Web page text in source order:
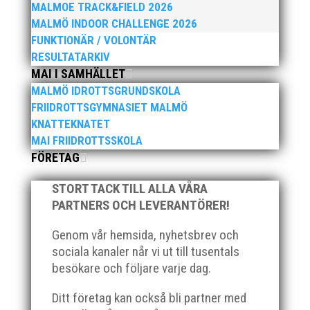
MALMOE TRACK&FIELD 2026
MALMÖ INDOOR CHALLENGE 2026
FUNKTIONÄR / VOLONTÄR
RESULTATARKIV
MAI I SAMHÄLLET
MALMÖ IDROTTSGRUNDSKOLA
FRIIDROTTSGYMNASIET MALMÖ
KNATTEKNATET
MAI FRIIDROTTSSKOLA
FÖRETAG
STORT TACK TILL ALLA VÅRA
PARTNERS OCH LEVERANTÖRER!
Genom vår hemsida, nyhetsbrev och
sociala kanaler når vi ut till tusentals
besökare och följare varje dag.
Ditt företag kan också bli partner med
respektive 5,4 kilometer), med tidtagning på de fem
främsta i varje...
Klubbchef – Malmö Allmänna Idrottsförening (MAI)
Vill du vara med och skapa glädje, gemenskap och
utveckling i en av Sveriges största
friidrottsföreningar? Malmö Allmänna Idrottsförening
– MAI – söker en engagerad, strategisk,
relationsbyggande och affärsinriktad...